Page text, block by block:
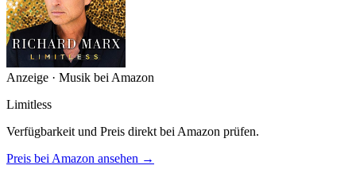
Anzeige · Musik bei Amazon
Limitless
Verfügbarkeit und Preis direkt bei Amazon prüfen.
Preis bei Amazon ansehen →